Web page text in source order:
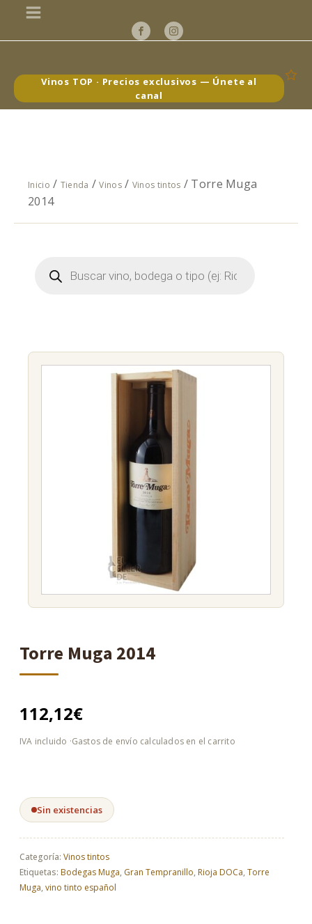
Vinos TOP · Precios exclusivos — Únete al
canal
Inicio / Tienda /Vinos/ Vinos tintos / Torre Muga
2014
Búsqueda
Torre Muga 2014
112,12€
Sin existencias
Categoría: Vinos tintos
Etiquetas: Bodegas Muga, Gran Tempranillo, Rioja DOCa,Torre
Muga,vino tinto español